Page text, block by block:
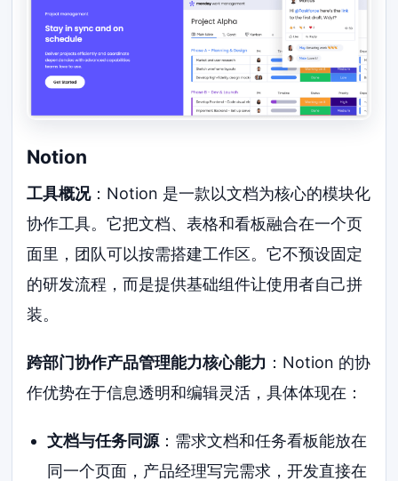
Notion
工具概况：Notion 是一款以文档为核心的模块化
协作工具。它把文档、表格和看板融合在一个页
面里，团队可以按需搭建工作区。它不预设固定
的研发流程，而是提供基础组件让使用者自己拼
装。
跨部门协作产品管理能力核心能力 ：Notion 的协
作优势在于信息透明和编辑灵活，具体体现在：
文档与任务同源：需求文档和任务看板能放在
同一个页面，产品经理写完需求，开发直接在